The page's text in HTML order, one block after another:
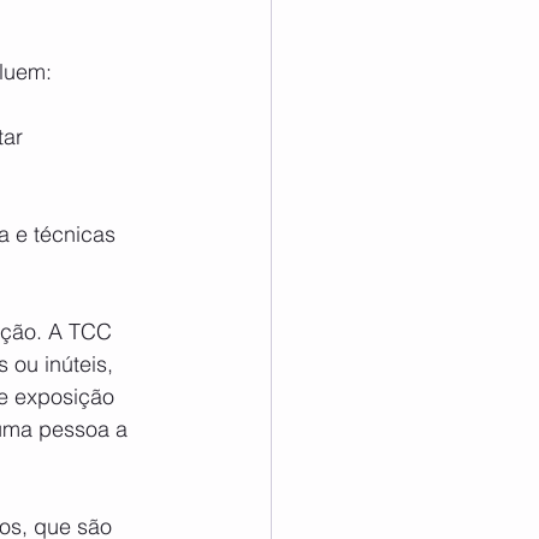
e técnicas
A TCC
ou inúteis,
exposição
pessoa a
que são